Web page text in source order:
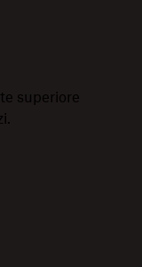
superiore